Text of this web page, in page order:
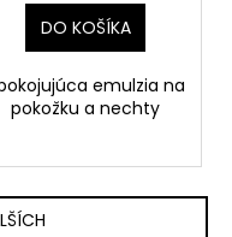
DO KOŠÍKA
emulzia na
pokožku a nechty